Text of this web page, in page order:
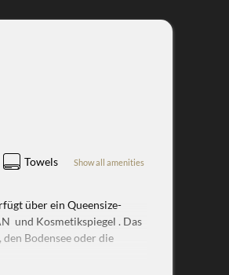
Towels Show all amenities
über ein Queensize-
und Kosmetikspiegel . Das
Bodensee oder die